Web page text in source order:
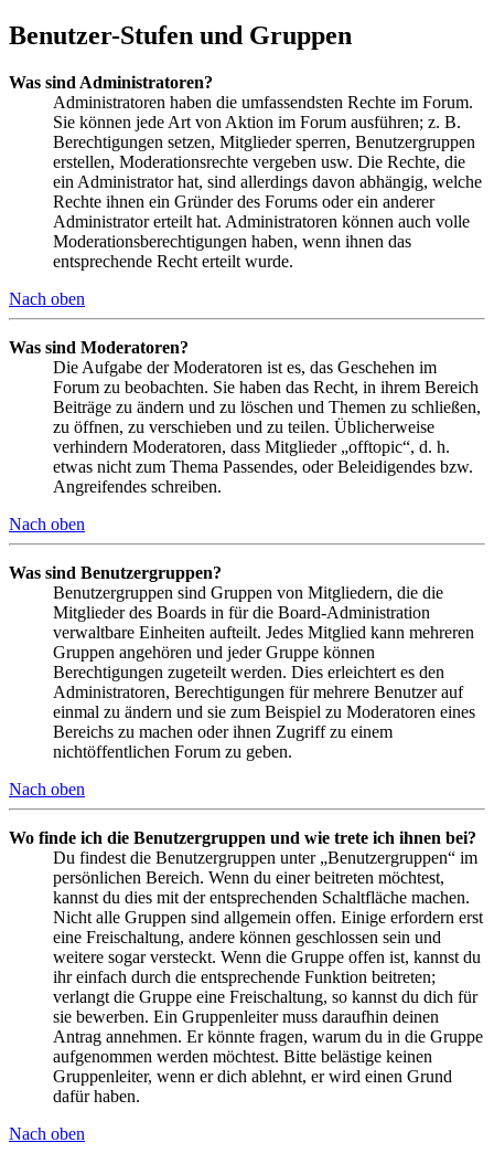
Benutzer-Stufen und Gruppen
Was sind Administratoren?
Administratoren haben die umfassendsten Rechte im Forum.
Sie können jede Art von Aktion im Forum ausführen; z. B.
Berechtigungen setzen, Mitglieder sperren, Benutzergruppen
erstellen, Moderationsrechte vergeben usw. Die Rechte, die
ein Administrator hat, sind allerdings davon abhängig, welche
Rechte ihnen ein Gründer des Forums oder ein anderer
Administrator erteilt hat. Administratoren können auch volle
Moderationsberechtigungen haben, wenn ihnen das
entsprechende Recht erteilt wurde.
Nach oben
Was sind Moderatoren?
Die Aufgabe der Moderatoren ist es, das Geschehen im
Forum zu beobachten. Sie haben das Recht, in ihrem Bereich
Beiträge zu ändern und zu löschen und Themen zu schließen,
zu öffnen, zu verschieben und zu teilen. Üblicherweise
verhindern Moderatoren, dass Mitglieder „offtopic“, d. h.
etwas nicht zum Thema Passendes, oder Beleidigendes bzw.
Angreifendes schreiben.
Nach oben
Was sind Benutzergruppen?
Benutzergruppen sind Gruppen von Mitgliedern, die die
Mitglieder des Boards in für die Board-Administration
verwaltbare Einheiten aufteilt. Jedes Mitglied kann mehreren
Gruppen angehören und jeder Gruppe können
Berechtigungen zugeteilt werden. Dies erleichtert es den
Administratoren, Berechtigungen für mehrere Benutzer auf
einmal zu ändern und sie zum Beispiel zu Moderatoren eines
Bereichs zu machen oder ihnen Zugriff zu einem
nichtöffentlichen Forum zu geben.
Nach oben
Wo finde ich die Benutzergruppen und wie trete ich ihnen bei?
Du findest die Benutzergruppen unter „Benutzergruppen“ im
persönlichen Bereich. Wenn du einer beitreten möchtest,
kannst du dies mit der entsprechenden Schaltfläche machen.
Nicht alle Gruppen sind allgemein offen. Einige erfordern erst
eine Freischaltung, andere können geschlossen sein und
weitere sogar versteckt. Wenn die Gruppe offen ist, kannst du
ihr einfach durch die entsprechende Funktion beitreten;
verlangt die Gruppe eine Freischaltung, so kannst du dich für
sie bewerben. Ein Gruppenleiter muss daraufhin deinen
Antrag annehmen. Er könnte fragen, warum du in die Gruppe
aufgenommen werden möchtest. Bitte belästige keinen
Gruppenleiter, wenn er dich ablehnt, er wird einen Grund
dafür haben.
Nach oben